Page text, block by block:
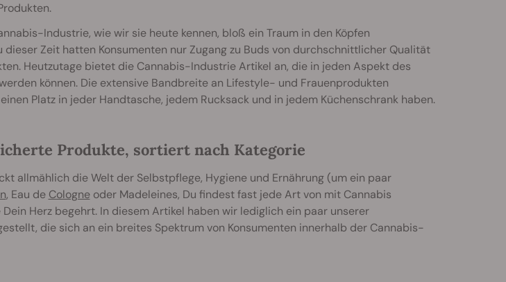
Industrie, wie wir sie heute kennen, bloß ein Traum in den Köpfen
dieser Zeit hatten Konsumenten nur Zugang zu Buds von durchschnittlicher Qualität
Heutzutage bietet die Cannabis-Industrie Artikel an, die in jeden Aspekt des
können. Die extensive Bandbreite an Lifestyle- und Frauenprodukten
Platz in jeder Handtasche, jedem Rucksack und in jedem Küchenschrank haben.
Produkte, sortiert nach Kategorie
allmählich die Welt der Selbstpflege, Hygiene und Ernährung (um ein paar
, Eau de Cologneoder Madeleines, Du findest fast jede Art von mit Cannabis
Herz begehrt. In diesem Artikel haben wir lediglich ein paar unserer
die sich an ein breites Spektrum von Konsumenten innerhalb der Cannabis-